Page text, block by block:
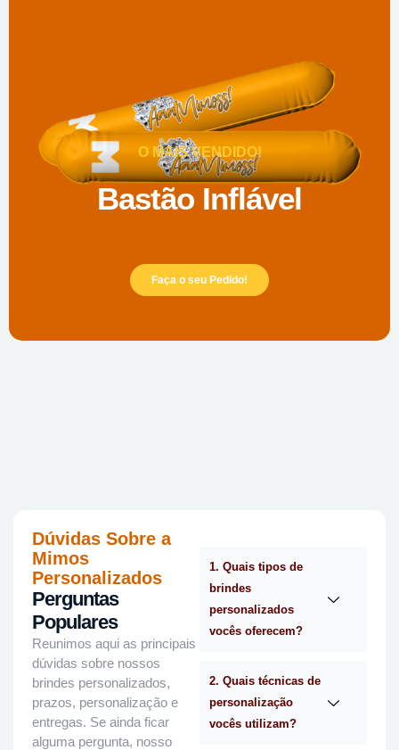
O MAIS VENDIDO!
Bastão Inflável
Faça o seu Pedido!
Dúvidas Sobre a
Mimos
Personalizados
Perguntas
Populares
Reunimos aqui as principais
dúvidas sobre nossos
brindes personalizados,
prazos, personalização e
entregas. Se ainda ficar
alguma pergunta, nosso
1. Quais tipos de
brindes
personalizados
vocês oferecem?
2. Quais técnicas de
personalização
vocês utilizam?